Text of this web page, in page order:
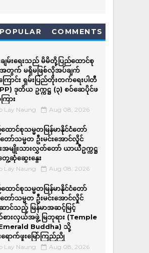
POPULAR COMMENTS
းချမ်းရေးသည် မိမိတို့ပြည်ထောင်စု
အတွက် မရှိမဖြစ်လိုအပ်ချက်
ကြောင်း ရှမ်းပြည်တိုးတက်ရေးပါတီ
ဒုတိယ ဥက္ကဋ္ဌ (၃) စဝ်ဆေပိုင်ဖ
ကြား
Lay Naung Aug 08, 2026
ထောင်စုသမ္မတမြန်မာနိုင်ငံတော်
ော်သမ္မတ ဦးမင်းအောင်လှိုင်
အမျိုးသားလွှတ်တော် ယာယီဥက္ကဋ္ဌ
ေ့ဆုံဆွေးနွေး
Lay Naung Aug 08, 2026
ထောင်စုသမ္မတမြန်မာနိုင်ငံတော်
ော်သမ္မတ ဦးမင်းအောင်လှိုင်
ောင်သည့် မြန်မာအဆင့်မြင့်
ားလှယ်အဖွဲ့ မြဘုရား (Temple
Buddha) သို့
ရောက်ဖူးမြော်ကြည်ညို
Lay Naung Aug 08, 2026